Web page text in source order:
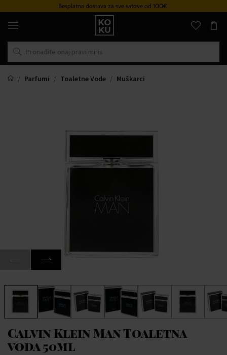
Besplatna dostava za sve satove od 100€
Originalni
parfemi
satovi
na
mjestu
Parfumi
Toaletne Vode Muškarci
Calvin Klein Man Toaletna
voda 50ml